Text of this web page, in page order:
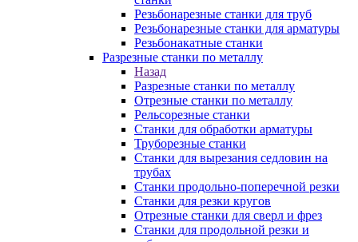
Резьбонарезные станки для труб
Резьбонарезные станки для арматуры
Резьбонакатные станки
Разрезные станки по металлу
Назад
Разрезные станки по металлу
Отрезные станки по металлу
Рельсорезные станки
Станки для обработки арматуры
Труборезные станки
Станки для вырезания седловин на
трубаx
Станки продольно-поперечной резки
Станки для резки кругов
Отрезные станки для сверл и фрез
Станки для продольной резки и